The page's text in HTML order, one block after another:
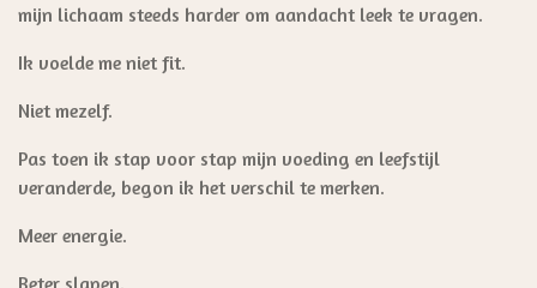
mijn lichaam steeds harder om aandacht leek te vragen.
Ik voelde me niet fit.
Niet mezelf.
Pas toen ik stap voor stap mijn voeding en leefstijl
veranderde, begon ik het verschil te merken.
Meer energie.